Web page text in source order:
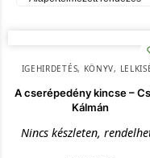
IGEHIRDETÉS, KÖNYV,
A cserépedény kincse –
Kálmán
Nincs készleten,